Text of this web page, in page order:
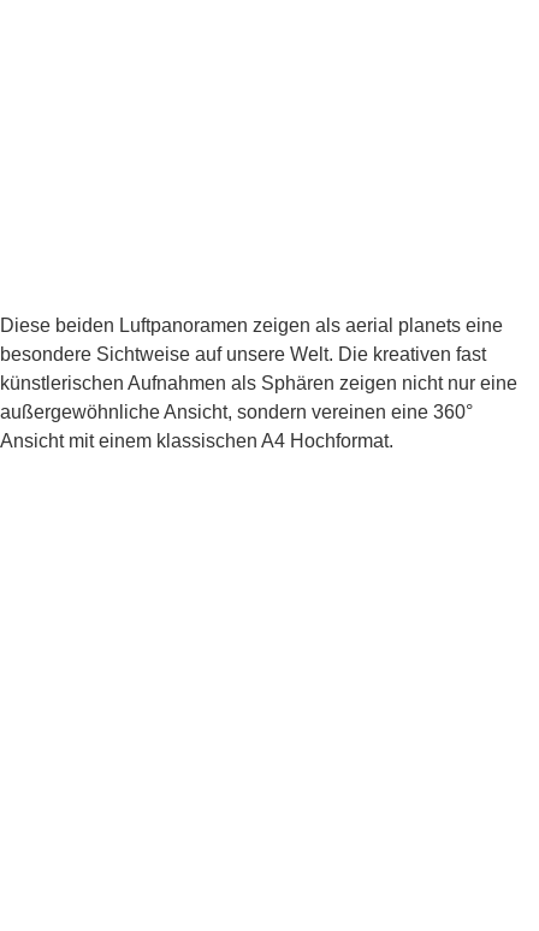
Diese beiden Luftpanoramen zeigen als aerial planets eine
besondere Sichtweise auf unsere Welt. Die kreativen fast
künstlerischen Aufnahmen als Sphären zeigen nicht nur eine
außergewöhnliche Ansicht, sondern vereinen eine 360°
Ansicht mit einem klassischen A4 Hochformat.